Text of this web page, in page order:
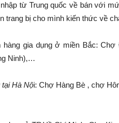
từ Trung quốc về bán với
trang bị cho mình kiến thức về
gia dụng ở miền Bắc:
Ninh),…
Hà Nội: Chợ Hàng Bè , chợ